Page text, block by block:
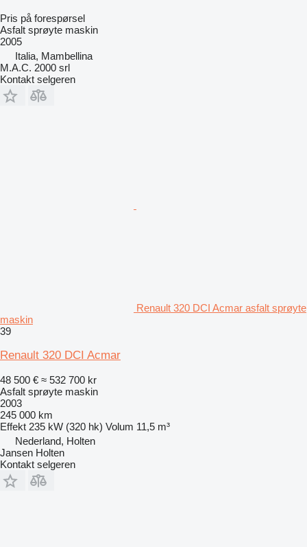
Pris på forespørsel
Asfalt sprøyte maskin
2005
Italia, Mambellina
M.A.C. 2000 srl
Kontakt selgeren
Renault 320 DCI Acmar asfalt sprøyte
maskin
39
Renault 320 DCI Acmar
48 500 € ≈ 532 700 kr
Asfalt sprøyte maskin
2003
245 000 km
Effekt 235 kW (320 hk) Volum 11,5 m³
Nederland, Holten
Jansen Holten
Kontakt selgeren